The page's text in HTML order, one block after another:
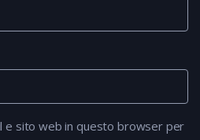
e sito web in questo browser per